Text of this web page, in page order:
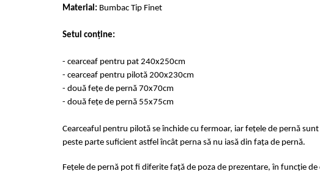
Cearceaf cu elastic 4 piese
Lenjerii Catifea
Cearceaf cu elastic
Cearceaf normal
Lenjerii Pufoase Fluffy/ Rabbit
Bumbac 100% Poplin Hobby
Bumbac 100%
Lenjerii Satin Premium
Huse De Pat Tricotate 160x200cm
Huse Impermeabile 160x200cm
Huse Impermeabile 180x200cm
Material: Bumbac Tip Finet
Setul conține:
- cearceaf pentru pat 240x250cm
- cearceaf pentru pilotă 200x230cm
- două fețe de pernă 70x70cm
- două fețe de pernă 55x75cm
Cearceaful pentru pilotă se închide cu fermoar, iar fețele de pernă
peste parte suficient astfel încât perna să nu iasă din fața de pernă.
Fețele de pernă pot fi diferite față de poza de prezentare, în funcție de